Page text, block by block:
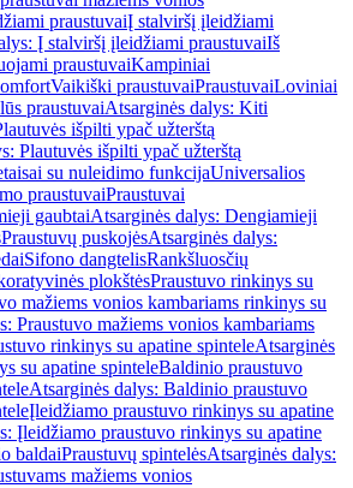
praustuvaiĮ stalviršį įleidžiami
Į stalviršį įleidžiami praustuvaiIš
praustuvaiKampiniai
Vaikiški praustuvaiPraustuvaiLoviniai
praustuvaiAtsarginės dalys: Kiti
išpilti ypač užterštą
Plautuvės išpilti ypač užterštą
su nuleidimo funkcijaUniversalios
praustuvaiPraustuvai
gaubtaiAtsarginės dalys: Dengiamieji
Praustuvų puskojėsAtsarginės dalys:
Sifono dangtelisRankšluosčių
plokštėsPraustuvo rinkinys su
mažiems vonios kambariams rinkinys su
Praustuvo mažiems vonios kambariams
rinkinys su apatine spinteleAtsarginės
su apatine spinteleBaldinio praustuvo
Atsarginės dalys: Baldinio praustuvo
Įleidžiamo praustuvo rinkinys su apatine
Įleidžiamo praustuvo rinkinys su apatine
baldaiPraustuvų spintelėsAtsarginės dalys:
mažiems vonios